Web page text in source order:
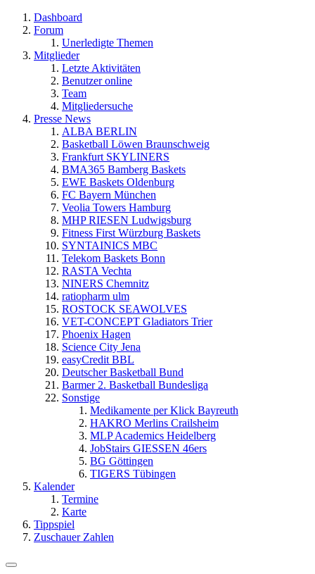
Dashboard
Forum
Unerledigte Themen
Mitglieder
Letzte Aktivitäten
Benutzer online
Team
Mitgliedersuche
Presse News
ALBA BERLIN
Basketball Löwen Braunschweig
Frankfurt SKYLINERS
BMA365 Bamberg Baskets
EWE Baskets Oldenburg
FC Bayern München
Veolia Towers Hamburg
MHP RIESEN Ludwigsburg
Fitness First Würzburg Baskets
SYNTAINICS MBC
Telekom Baskets Bonn
RASTA Vechta
NINERS Chemnitz
ratiopharm ulm
ROSTOCK SEAWOLVES
VET-CONCEPT Gladiators Trier
Phoenix Hagen
Science City Jena
easyCredit BBL
Deutscher Basketball Bund
Barmer 2. Basketball Bundesliga
Sonstige
Medikamente per Klick Bayreuth
HAKRO Merlins Crailsheim
MLP Academics Heidelberg
JobStairs GIESSEN 46ers
BG Göttingen
TIGERS Tübingen
Kalender
Termine
Karte
Tippspiel
Zuschauer Zahlen